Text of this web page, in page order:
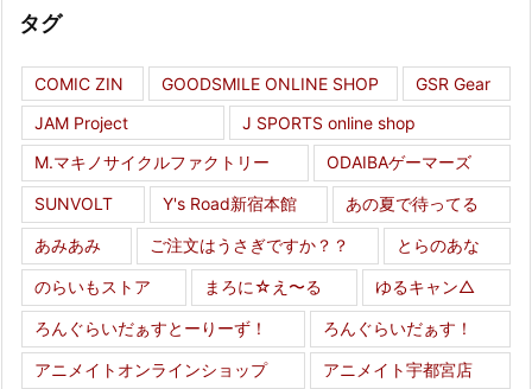
タグ
COMIC ZIN GOODSMILE ONLINE SHOP
GSR Gear
JAM Project
J SPORTS online shop
M.マキノサイクルファクトリー
ODAIBAゲーマーズ
SUNVOLT Y's Road新宿本館 あの夏で待ってる
あみあみ ご注文はうさぎですか？？ とらのあな
のらいもストア まろに☆え〜る ゆるキャン△
ろんぐらいだぁすとーりーず！ ろんぐらいだぁす！
アニメイトオンラインショップ アニメイト宇都宮店